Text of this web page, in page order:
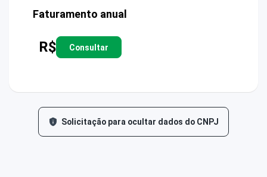
Faturamento anual
R$ Consultar
Solicitação para ocultar dados do CNPJ